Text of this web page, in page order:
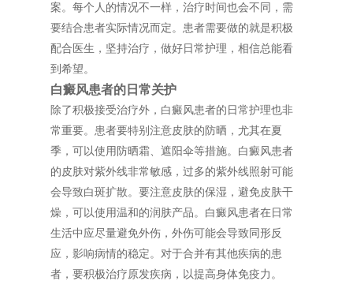
案。每个人的情况不一样，治疗时间也会不同，需
要结合患者实际情况而定。患者需要做的就是积极
配合医生，坚持治疗，做好日常护理，相信总能看
到希望。
白癜风患者的日常关护
除了积极接受治疗外，白癜风患者的日常护理也非
常重要。患者要特别注意皮肤的防晒，尤其在夏
季，可以使用防晒霜、遮阳伞等措施。白癜风患者
的皮肤对紫外线非常敏感，过多的紫外线照射可能
会导致白斑扩散。要注意皮肤的保湿，避免皮肤干
燥，可以使用温和的润肤产品。白癜风患者在日常
生活中应尽量避免外伤，外伤可能会导致同形反
应，影响病情的稳定。对于合并有其他疾病的患
者，要积极治疗原发疾病，以提高身体免疫力。